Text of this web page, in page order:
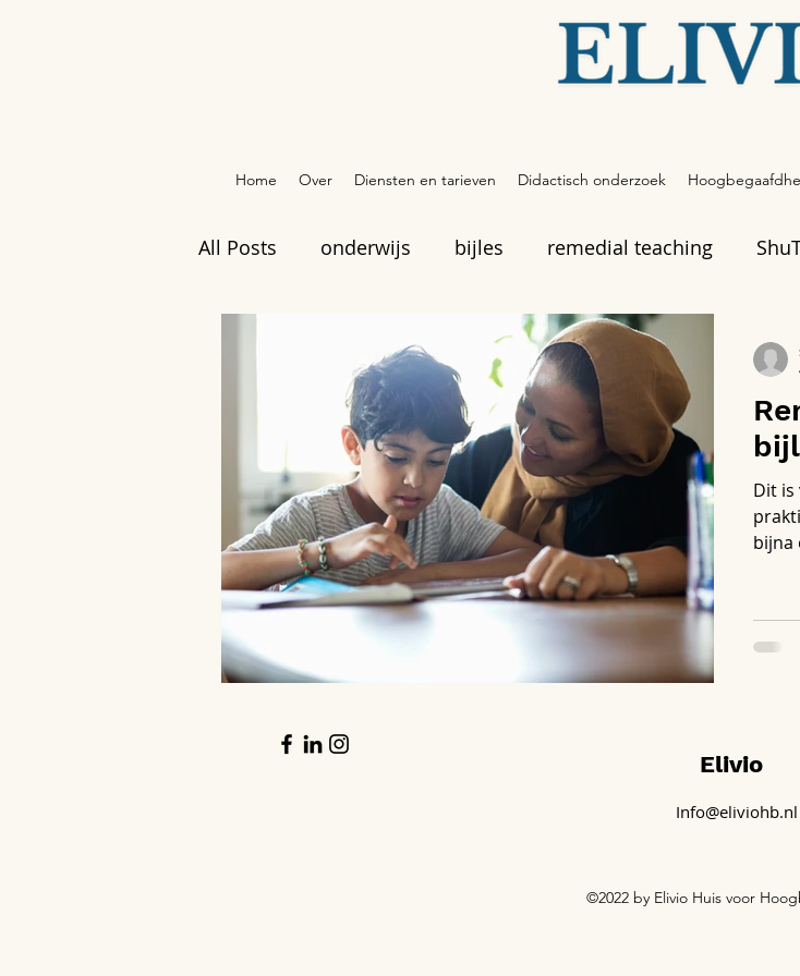
Home Over Diensten en tarieven Didactisch onderzoek
All Posts onderwijs bijles remedial teaching
Dit is
bijna
Elivio
Info@eliviohb.nl
©2022 by Elivio Huis voor